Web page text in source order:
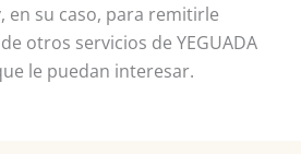
en su caso, para remitirle
otros servicios de YEGUADA
le puedan interesar.